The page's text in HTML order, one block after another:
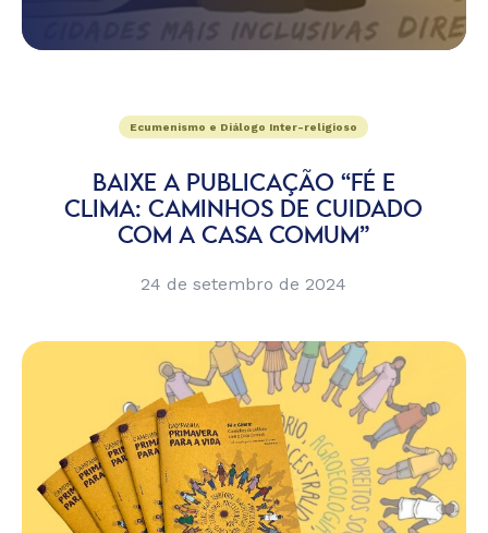
Ecumenismo e Diálogo Inter-religioso
BAIXE A PUBLICAÇÃO “FÉ E
CLIMA: CAMINHOS DE CUIDADO
COM A CASA COMUM”
24 de setembro de 2024